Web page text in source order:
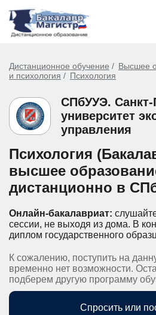
Дистанционное обучение Высшее
и психология
Психология
СПбУУЭ. Санкт-
университет
управления
Психология
высшее
дистанционно в
Онлайн-бакалавриат:
сессии, не выходя из дома. В
диплом государственного
К сожалению, поступить на
временно нет возможности.
подберем другую программу
Спросить или